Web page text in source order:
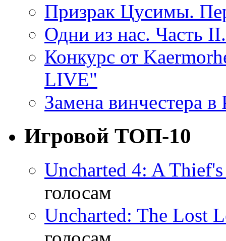
Призрак Цусимы.
Одни из нас. Часть
Конкурс от
LIVE"
Замена винчестера
Игровой ТОП-10
Uncharted 4: A
голосам
Uncharted: The Lost